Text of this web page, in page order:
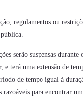
regulamentos ou
serão suspensas durante
e terá uma extensão de
de tempo igual à
razoáveis para encontrar